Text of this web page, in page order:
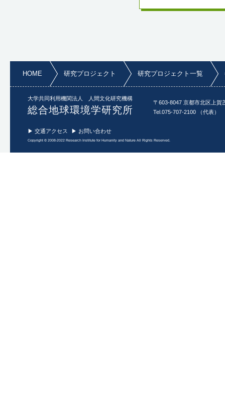
HOME 研究プロジェクト 研究プロジェクト一覧
大学共同利用機関法人 人間文化研究機構
総合地球環境学研究所
〒603-8047 京都市北区上賀
Tel.075-707-2100 （代表
▶ 交通アクセス ▶ お問い合わせ